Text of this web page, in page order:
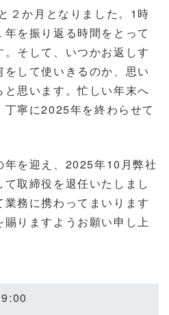
２か月となりました。1時
を振り返る時間をとって
そして、いつかお返しす
して使いきるのか、思い
思います。忙しい年末へ
寧に2025年を終わらせて
年を迎え、2025年10月弊社
取締役を退任いたしまし
務に携わってまいります
りますようお願い申し上